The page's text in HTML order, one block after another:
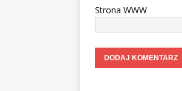
Strona WWW